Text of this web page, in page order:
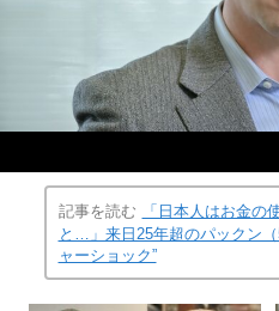
記事を読む
「日本人はお金の
と…」来日25年超のパックン
ャーショック”